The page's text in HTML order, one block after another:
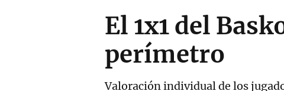
El 1x1 del
perímetro
Valoración individual de los